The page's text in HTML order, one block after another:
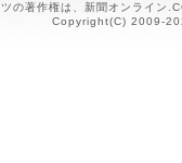
の著作権は、新聞オンライン
Copyright(C) 2009-